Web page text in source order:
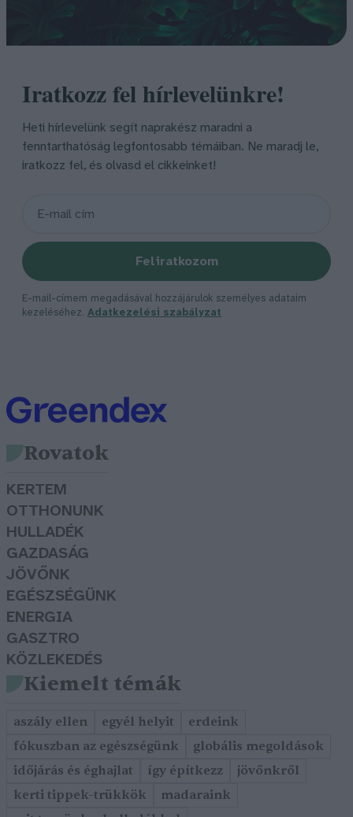
Iratkozz fel hírlevelünkre!
Heti hírlevelünk segít naprakész maradni a
fenntarthatóság legfontosabb témáiban. Ne maradj le,
iratkozz fel, és olvasd el cikkeinket!
Feliratkozom
E-mail-címem megadásával hozzájárulok személyes adataim
kezeléséhez. Adatkezelési szabályzat
Rovatok
KERTEM
OTTHONUNK
HULLADÉK
GAZDASÁG
JÖVŐNK
EGÉSZSÉGÜNK
ENERGIA
GASZTRO
KÖZLEKEDÉS
Kiemelt témák
aszály ellen egyél helyit
erdeink
fókuszban az egészségünk
globális megoldások
időjárás és éghajlat
így építkezz
jövőnkről
kerti tippek-trükkök
madaraink